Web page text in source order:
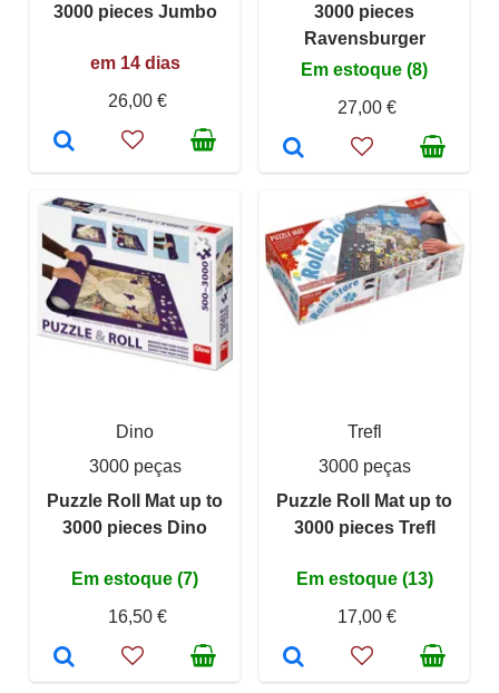
3000 pieces Jumbo
em 14 dias
26,00 €
3000 pieces
Ravensburger
Em estoque (8)
27,00 €
Dino
3000 peças
Puzzle Roll Mat up to
3000 pieces Dino
Em estoque (7)
16,50 €
Trefl
3000 peças
Puzzle Roll Mat up to
3000 pieces Trefl
Em estoque (13)
17,00 €